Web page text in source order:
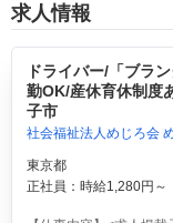
求人情報
ドライバー/「ブラ
勤OK/産休育休制度
子市
社会福祉法人めじろ会
東京都
正社員：時給1,280円～